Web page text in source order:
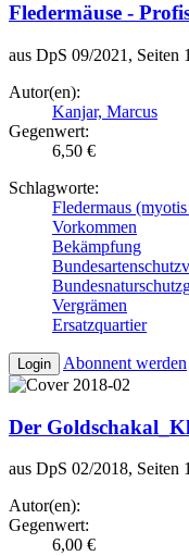
Fledermäuse -
aus DpS 09/2021, Seiten
Autor(en):
Kanjar, Marcus
Gegenwert:
6,50 €
Schlagworte:
Fledermaus
Vorkommen
Bekämpfung
Vergrämen
Ersatzquartier
Login Abonnent werden
Der
aus DpS 02/2018, Seiten
Autor(en):
Gegenwert:
6,00 €